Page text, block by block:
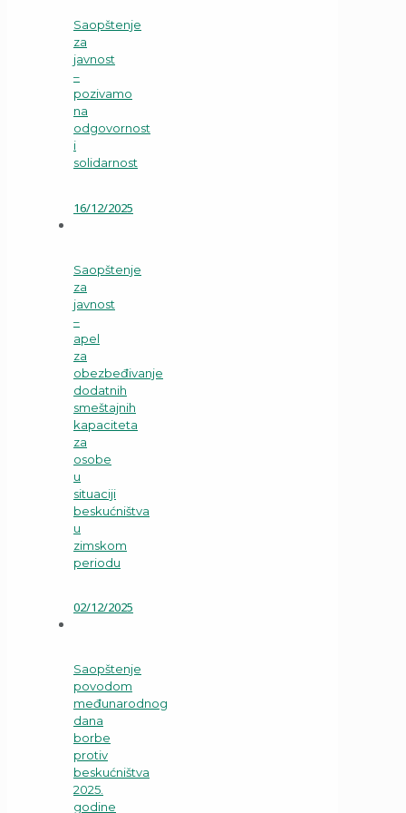
Saopštenje
za
javnost
–
pozivamo
na
odgovornost
i
solidarnost
16/12/2025
Saopštenje
za
javnost
–
apel
za
obezbeđivanje
dodatnih
smeštajnih
kapaciteta
za
osobe
u
situaciji
beskućništva
u
zimskom
periodu
02/12/2025
Saopštenje
povodom
međunarodnog
dana
borbe
protiv
beskućništva
2025.
godine